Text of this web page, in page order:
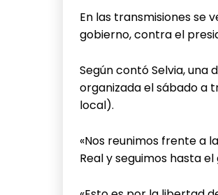
En las transmisiones se
gobierno, contra el
Según contó Selvia, una
organizada el sábado a
local).
«Nos reunimos frente a
Real y seguimos hasta